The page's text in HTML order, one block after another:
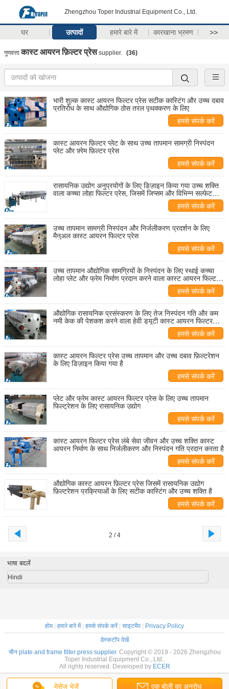
Zhengzhou Toper Industrial Equipment Co., Ltd.
घर उत्पादों हमारे बारे में कारखाना भ्रमण >>
गुणवत्ता कास्ट आयरन फ़िल्टर प्रेसsupplier. (36)
भारी शुल्क कास्ट आयरन फिल्टर प्रेस सटीक कास्टिंग और उच्च दबाव
प्रतिरोध के साथ औद्योगिक ठोस तरल पृथक्करण के लिए
हमसे संपर्क करें
कास्ट आयरन फ़िल्टर प्लेट के साथ उच्च तापमान सामग्री निस्पंदन
प्लेट और फ़्रेम फ़िल्टर प्रेस
हमसे संपर्क करें
रासायनिक उद्योग अनुप्रयोगों के लिए डिज़ाइन किया गया उच्च शक्ति
वाला कच्चा लोहा फिल्टर प्रेस, जिसमें जिप्सम और विभिन्न सल्फेट
हमसे संपर्क करें
उच्च तापमान सामग्री निस्पंदन और निर्जलीकरण प्रदर्शन के लिए
मैनुअल कास्ट आयरन फिल्टर प्रेस
हमसे संपर्क करें
उच्च तापमान औद्योगिक सामग्रियों के निस्पंदन के लिए स्थाई कच्चा
लोहा प्लेट और फ्रेम निर्माण प्रदान करने वाला कास्ट आयरन फिल्टर
हमसे संपर्क करें
औद्योगिक रासायनिक प्रसंस्करण के लिए तेज निस्पंदन गति और कम
नमी केक की पेशकश करने वाला हेवी ड्यूटी कास्ट आयरन फिल्टर
हमसे संपर्क करें
कास्ट आयरन फिल्टर प्रेस उच्च तापमान और उच्च दबाव फ़िल्टरेशन
के लिए डिज़ाइन किया गया है
हमसे संपर्क करें
प्लेट और फ्रेम कास्ट आयरन फिल्टर प्रेस के लिए उच्च तापमान
फिल्ट्रेशन के लिए रासायनिक उद्योग
हमसे संपर्क करें
कास्ट आयरन फिल्टर प्रेस लंबे सेवा जीवन और उच्च शक्ति कास्ट
आयरन निर्माण के साथ निर्जलीकरण और निस्पंदन गति प्रदान करता है
हमसे संपर्क करें
औद्योगिक कास्ट आयरन फ़िल्टर प्रेस जिसमें रासायनिक उद्योग
फ़िल्टरेशन प्रक्रियाओं के लिए सटीक कास्टिंग और उच्च शक्ति है
हमसे संपर्क करें
2 / 4
मेसेज भेजें एक बोली का अनुरोध
भाषा बदलें
Hindi
होम| हमारे बारे में| हमसे संपर्क करें| साइटमैप
Privacy Policy
डेस्कटॉप देखें
चीन plate and frame filter press supplier. Copyright © 2019 - 2026 Zhengzhou
Toper Industrial Equipment Co., Ltd..
All rights reserved. Developed by ECER